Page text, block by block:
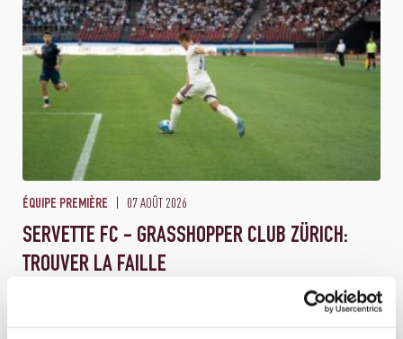
ÉQUIPE PREMIÈRE 07 AOÛT 2026
SERVETTE FC - GRASSHOPPER CLUB ZÜRICH:
TROUVER LA FAILLE
Les Servettiens accueillent Grasshopper Club Zürich ce samedi à